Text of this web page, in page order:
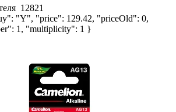
12821
"Y", "price": 129.42, "priceOld": 0,
1, "multiplicity": 1 }